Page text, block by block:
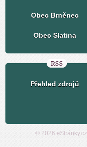
Obec Brněnec
Obec Slatina
RSS
Přehled zdrojů
© 2026 eStránky.cz